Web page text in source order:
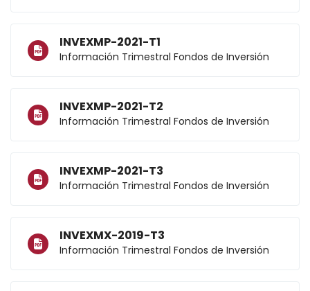
INVEXMP-2021-T1
Información Trimestral Fondos de Inversión
INVEXMP-2021-T2
Información Trimestral Fondos de Inversión
INVEXMP-2021-T3
Información Trimestral Fondos de Inversión
INVEXMX-2019-T3
Información Trimestral Fondos de Inversión